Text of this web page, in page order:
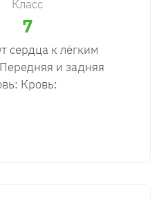
Класс
7
сердца к лёгким
и задняя
Кровь: